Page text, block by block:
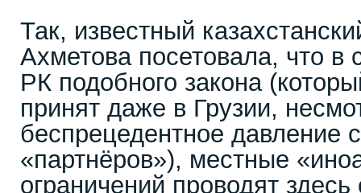
Так, известный
Ахметова посетовала, что в
РК подобного закона
принят даже в Грузии,
беспрецедентное давление
«партнёров»), местные
ограничений проводят